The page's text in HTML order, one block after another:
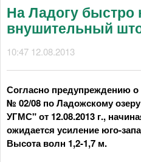
На Ладогу быстро
внушительный
10:47 12.08.2013
Согласно предупреждению
№ 02/08 по Ладожскому
УГМС" от 12.08.2013 г.,
ожидается усиление юго-
Высота волн 1,2-1,7 м.